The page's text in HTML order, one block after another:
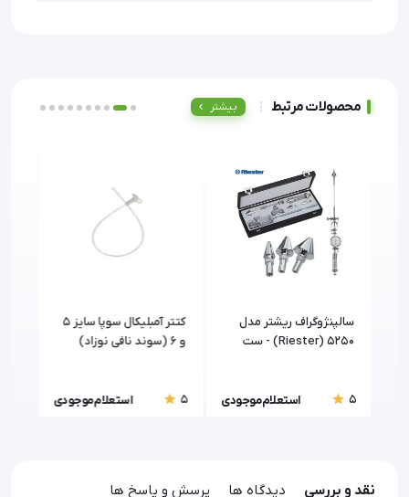
محصولات مرتبط بیشتر
سالپنژوگراف ریشتر مدل
5250 (Riester) - ست
5 استعلام موجودی
کتتر آمبلیکال سوپا سایز 5
و 6 (سوند نافی نوزاد)
5 استعلام موجودی
نقد و بررسی دیدگاه ها پرسش و پاسخ ها